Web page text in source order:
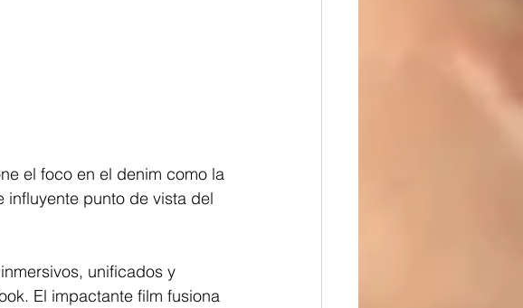
el foco en el denim como la
influyente punto de vista del
unificados y
El impactante film fusiona